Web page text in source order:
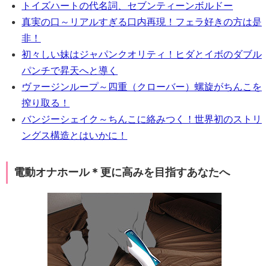
トイズハートの代名詞、セブンティーンボルドー
真実の口～リアルすぎる口内再現！フェラ好きの方は是
非！
初々しい妹はジャパンクオリティ！ヒダとイボのダブル
パンチで昇天へと導く
ヴァージンループ～四重（クローバー）螺旋がちんこを
搾り取る！
バンジーシェイク～ちんこに絡みつく！世界初のストリ
ングス構造とはいかに！
電動オナホール＊更に高みを目指すあなたへ